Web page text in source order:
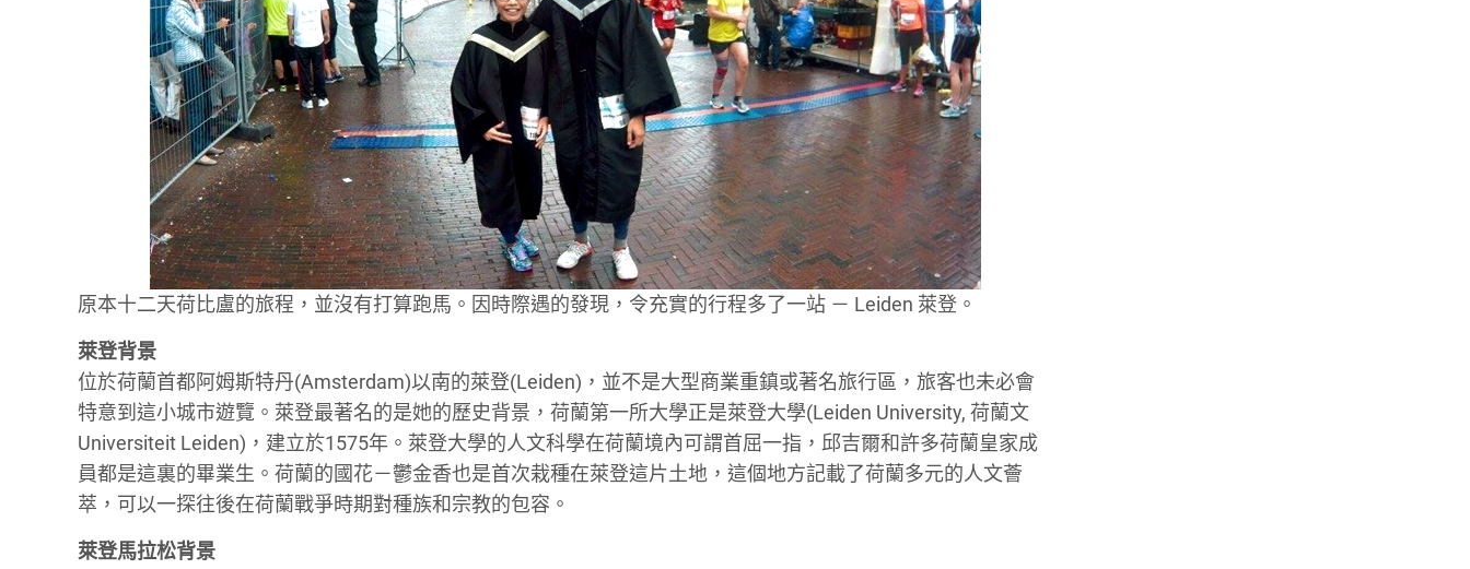
原本十二天荷比盧的旅程，並沒有打算跑馬。因時際遇的發現，令充實的行程多了一站 － Leiden 萊登。
萊登背景
位於荷蘭首都阿姆斯特丹(Amsterdam)以南的萊登(Leiden)，並不是大型商業重鎮或著名旅行區，旅客也未必會
特意到這小城市遊覽。萊登最著名的是她的歷史背景，荷蘭第一所大學正是萊登大學(Leiden University, 荷蘭文
Universiteit Leiden)，建立於1575年。萊登大學的人文科學在荷蘭境內可謂首屈一指，邱吉爾和許多荷蘭皇家成
員都是這裏的畢業生。荷蘭的國花－鬱金香也是首次栽種在萊登這片土地，這個地方記載了荷蘭多元的人文薈
萃，可以一探往後在荷蘭戰爭時期對種族和宗教的包容。
萊登馬拉松背景